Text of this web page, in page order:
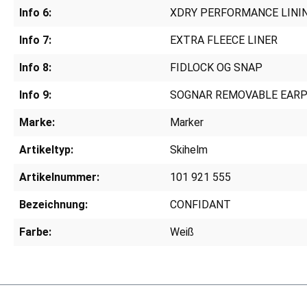
Info 6: XDRY PERFORMANCE
Info 7: EXTRA FLEECE LINER
Info 8: FIDLOCK OG SNAP
Info 9: SOGNAR REMOVABLE
Marke: Marker
Artikeltyp: Skihelm
Artikelnummer: 101 921 555
Bezeichnung: CONFIDANT
Farbe: Weiß